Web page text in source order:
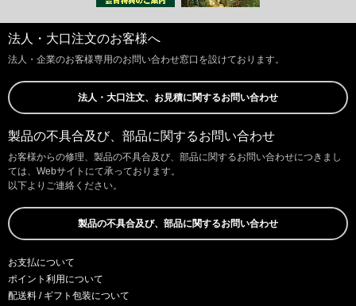
法人・大口注文のお客様へ
法人・企業のお客様専用のお問い合わせ窓口を設けております。
法人・大口注文、お見積に関するお問い合わせ
製品の不具合及び、部品に関するお問い合わせ
お客様からの修理、製品の不具合及び、部品に関するお問い合わせにつきまし
ては、Webサイトにて承っております。
以下よりご連絡ください。
製品の不具合及び、部品に関するお問い合わせ
お支払について
ポイント利用について
配送料 / ギフト包装について